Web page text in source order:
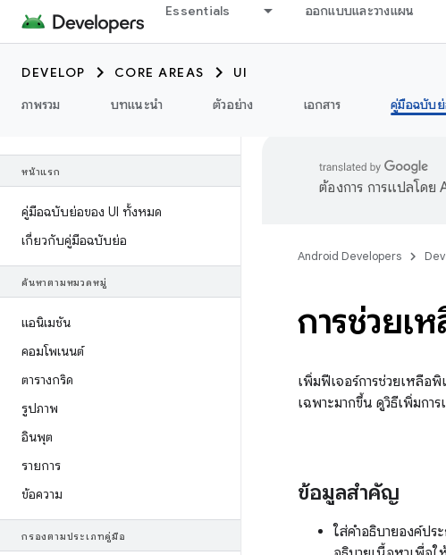
Essentials ออกแบบและวางแผน
DEVELOP CORE AREAS
UI
ภาพรวม
บทแนะนำ ตัวอย่าง เอกสาร คู่มือฉบับ
หน้าแรก
คู่มือฉบับย่อของ UI ทั้งหมด
เกี่ยวกับคู่มือฉบับย่อ
ค้นหาตามหมวดหมู่
แอนิเมชัน
คอมโพเนนต์
ตารางกริด
รูปภาพ
อินพุต
รายการ
ข้อความ
กรองตามประเภทคู่มือ
ต้องการ การแปลโดย
Android Developers
การช่วยเ
เพิ่มฟีเจอร์การช่วยเหลือ
เฉพาะมากขึ้น ดูวิธีเพิ่มกา
ข้อมูลสำคัญ
ใส่คำอธิบายองค์ปร